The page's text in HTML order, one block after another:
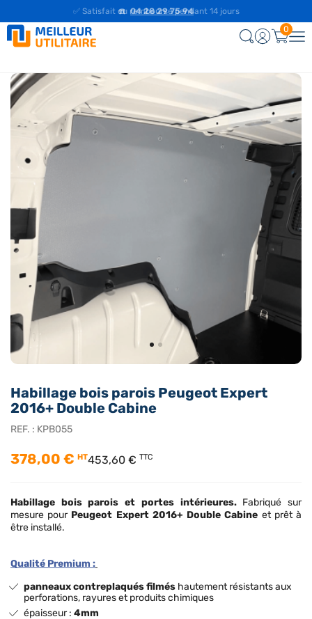
Habillage bois parois Peugeot Expert
2016+ Double Cabine
REF. : KPB055
378,00 € HT453,60 € TTC
Habillage boisparois et portes intérieures. Fabriqué sur
mesure pour Peugeot Expert 2016+ Double Cabine et prêt à
être installé.
Qualité Premium :
panneaux contreplaqués filmés hautement résistants aux
perforations, rayures et produits chimiques
épaisseur :4mm
✅ Satisfait ou remboursé pendant 14 jours
0